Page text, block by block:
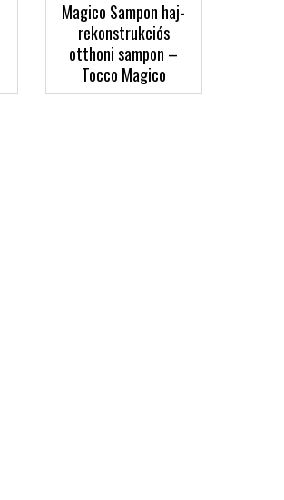
Magico Sampon haj-
rekonstrukciós
otthoni sampon –
Tocco Magico